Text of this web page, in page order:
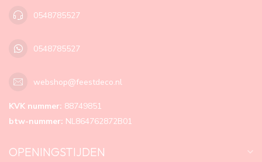
0548785527
0548785527
webshop@feestdeco.nl
KVK nummer: 88749851
btw-nummer: NL864762872B01
OPENINGSTIJDEN